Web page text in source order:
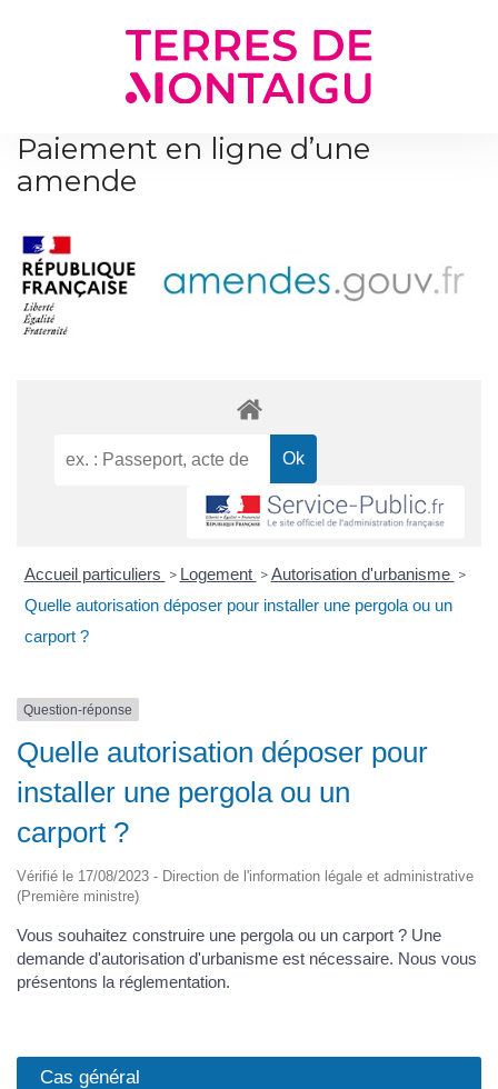
Paiement en ligne d’une
amende
Accueil particuliers > Logement > Autorisation d'urbanisme >
Quelle autorisation déposer pour installer une pergola ou un
carport ?
Question-réponse
Quelle autorisation déposer pour
installer une pergola ou un
carport ?
Vérifié le 17/08/2023 - Direction de l'information légale et administrative
(Première ministre)
Vous souhaitez construire une pergola ou un carport ? Une
demande d'autorisation d'urbanisme est nécessaire. Nous vous
présentons la réglementation.
Cas général